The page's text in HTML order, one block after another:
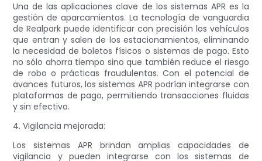
Una de las aplicaciones clave de los sistemas APR es la
gestión de aparcamientos. La tecnología de vanguardia
de Realpark puede identificar con precisión los vehículos
que entran y salen de los estacionamientos, eliminando
la necesidad de boletos físicos o sistemas de pago. Esto
no sólo ahorra tiempo sino que también reduce el riesgo
de robo o prácticas fraudulentas. Con el potencial de
avances futuros, los sistemas APR podrían integrarse con
plataformas de pago, permitiendo transacciones fluidas
y sin efectivo.
4. Vigilancia mejorada:
Los sistemas APR brindan amplias capacidades de
vigilancia y pueden integrarse con los sistemas de